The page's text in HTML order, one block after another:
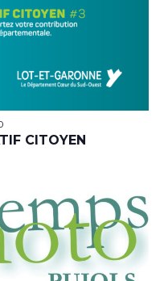
CITOYEN